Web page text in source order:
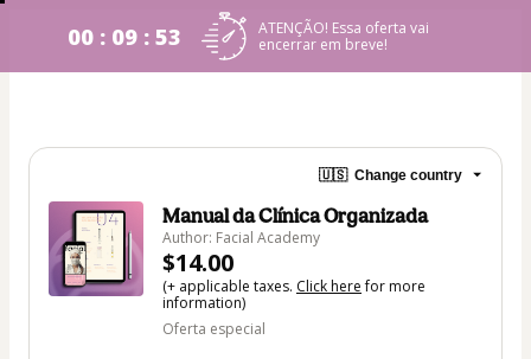
00 : 09 : 53
ATENÇÃO! Essa oferta vai
encerrar em breve!
🇺🇸 Change country
Manual da Clínica Organizada
Author: Facial Academy
$14.00
(+ applicable taxes. Click herefor more
information)
Oferta especial